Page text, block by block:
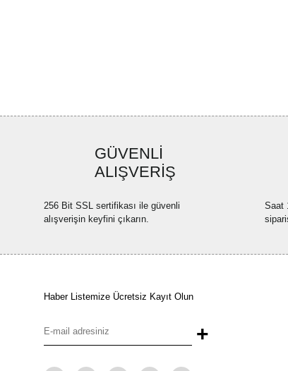
GÜVENLİ
ALIŞVERİŞ
256 Bit SSL sertifikası ile güvenli
alışverişin keyfini çıkarın.
Saat
Haber Listemize Ücretsiz Kayıt Olun
+